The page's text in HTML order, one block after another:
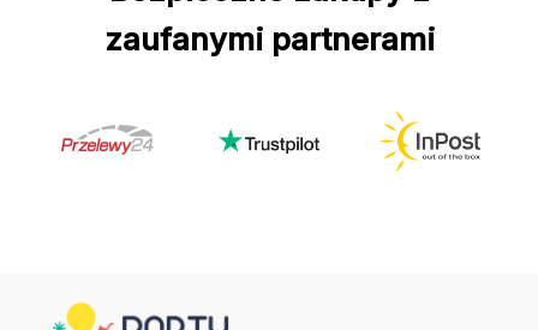
zaufanymi partnerami